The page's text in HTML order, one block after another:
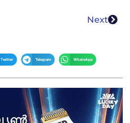
Next
Twitter Telegram WhatsApp